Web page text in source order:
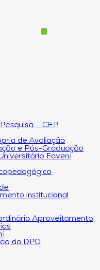
– CEP
de Avaliação
e Pós-Graduação
Faveni
institucional
Aproveitamento
do DPO